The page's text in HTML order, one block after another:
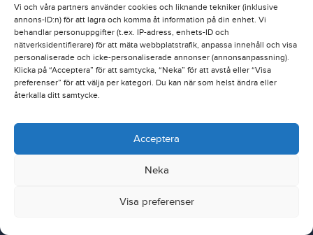
Vi och våra partners använder cookies och liknande tekniker (inklusive
annons-ID:n) för att lagra och komma åt information på din enhet. Vi
behandlar personuppgifter (t.ex. IP-adress, enhets-ID och
nätverksidentifierare) för att mäta webbplatstrafik, anpassa innehåll och visa
personaliserade och icke-personaliserade annonser (annonsanpassning).
Klicka på “Acceptera” för att samtycka, “Neka” för att avstå eller “Visa
preferenser” för att välja per kategori. Du kan när som helst ändra eller
återkalla ditt samtycke.
Acceptera
Neka
Visa preferenser